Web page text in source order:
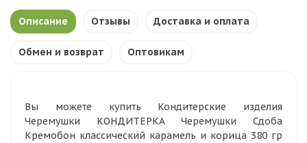
Описание Отзывы Доставка и оплата
Обмен и возврат Оптовикам
Вы можете купить Кондитерские изделия
Черемушки КОНДИТЕРКА Черемушки Сдоба
Кремобон классический карамель и корица 380 гр